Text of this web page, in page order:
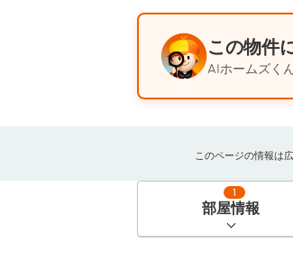
この物件
AIホームズく
このページの情報は
部屋情報
1